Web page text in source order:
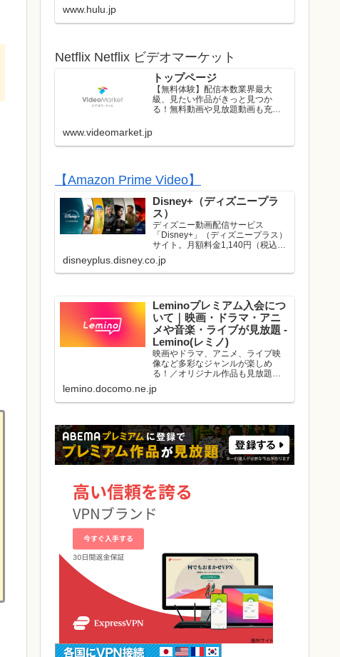
ストのライブはレンタル/購入して
www.hulu.jp
Netflix Netflix ビデオマーケット
トップページ
【無料体験】配信本数業界最大
級、見たい作品がきっと見つか
る！無料動画や見放題動画も充実
www.videomarket.jp
【Amazon Prime Video】
Disney+（ディズニープラ
ス）
ディズニー動画配信サービス
「Disney+」（ディズニープラス）
サイト。月額料金1,140円（税込）
でディズニー、ピクサー、マーベ
ル、スター・ウォーズ、ナショナ
ルジオグラフィック、スターの映
disneyplus.disney.co.jp
Leminoプレミアム入会につ
いて｜映画・ドラマ・アニ
メや音楽・ライブが見放題 -
Lemino(レミノ)
映画やドラマ、アニメ、ライブ映
像など多彩なジャンルが楽しめ
る！／オリジナル作品も見放題／
応／ダウンロード視聴可能／好き
な作品と出会える機能がたくさ
lemino.docomo.ne.jp